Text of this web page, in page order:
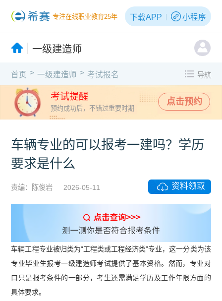
专注在线职业教育25年 下载APP 小程序
一级建造师
首页 > 一级建造师 > 考试报名 导航
考试提醒
预约成功后，不错过重要时期
点击预约
车辆专业的可以报考一建吗？学历
要求是什么
责编：陈俊岩 2026-05-11 资料领取
车辆工程专业被归类为“工程类或工程经济类”专业，这一分类为该
专业毕业生报考一级建造师考试提供了基本资格。然而，专业对
口只是报考条件的一部分，考生还需满足学历及工作年限方面的
具体要求。